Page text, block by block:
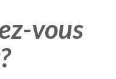
vous